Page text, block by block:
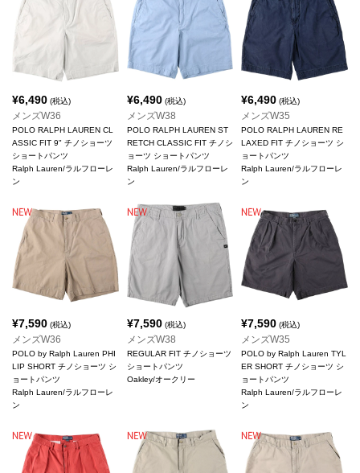
¥6,490 (税込)
メンズW36
POLO RALPH LAUREN CL
ASSIC FIT 9" チノショーツ
ショートパンツ
Ralph Lauren/ラルフローレ
ン
¥6,490(税込)
メンズW38
POLO RALPH LAUREN ST
RETCH CLASSIC FIT チノシ
ョーツ ショートパンツ
Ralph Lauren/ラルフローレ
ン
¥6,490 (税込)
メンズW35
POLO RALPH LAUREN RE
LAXED FIT チノショーツ シ
ョートパンツ
Ralph Lauren/ラルフローレ
ン
¥7,590 (税込)
メンズW36
POLO by Ralph Lauren PHI
LIP SHORT チノショーツ シ
ョートパンツ
Ralph Lauren/ラルフローレ
ン
¥7,590(税込)
メンズW38
REGULAR FIT チノショーツ
ショートパンツ
Oakley/オークリー
¥7,590 (税込)
メンズW35
POLO by Ralph Lauren TYL
ER SHORT チノショーツ シ
ョートパンツ
Ralph Lauren/ラルフローレ
ン